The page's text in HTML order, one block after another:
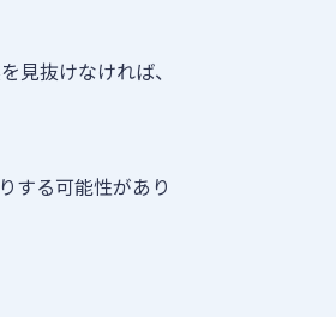
見抜けなければ、
する可能性があり